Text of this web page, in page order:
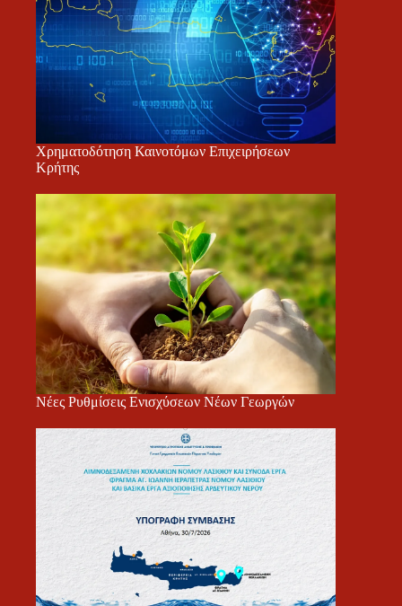
Χρηματοδότηση Καινοτόμων Επιχειρήσεων
Κρήτης
Νέες Ρυθμίσεις Ενισχύσεων Νέων Γεωργών